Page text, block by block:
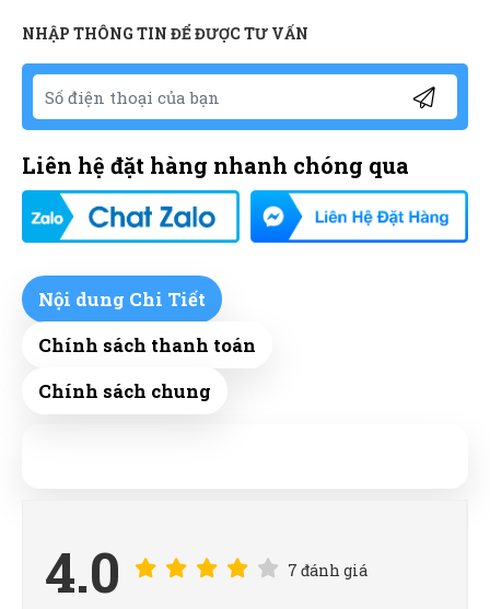
NHẬP THÔNG TIN ĐỂ ĐƯỢC TƯ VẤN
Liên hệ đặt hàng nhanh chóng qua
Nội dung Chi Tiết
Chính sách thanh toán
Chính sách chung
4.0 7 đánh giá